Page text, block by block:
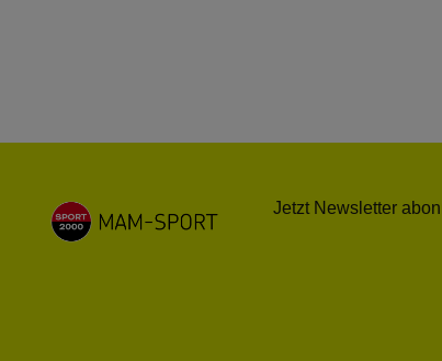
Jetzt Newsletter